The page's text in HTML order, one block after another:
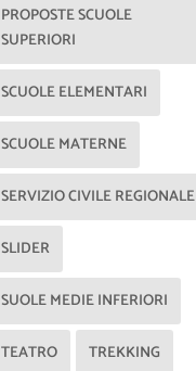
PROPOSTE SCUOLE
SUPERIORI
SCUOLE ELEMENTARI
SCUOLE MATERNE
SERVIZIO CIVILE REGIONALE
SLIDER
SUOLE MEDIE INFERIORI
TEATRO TREKKING